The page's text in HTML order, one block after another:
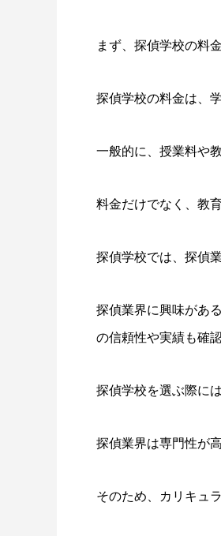
まず、探偵学校の料
探偵学校の料金は、
一般的に、授業料や
料金だけでなく、教
探偵学校では、探偵
探偵業界に興味があ
の信頼性や実績も確
探偵学校を選ぶ際に
探偵業界は専門性が
そのため、カリキュ